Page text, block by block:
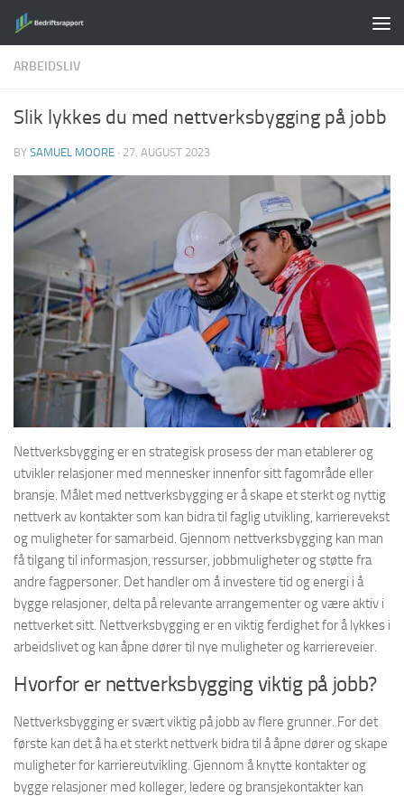
Skip to content
ARBEIDSLIV
Slik lykkes du med nettverksbygging på jobb
BY SAMUEL MOORE · 27. AUGUST 2023
Nettverksbygging er en strategisk prosess der man etablerer og
utvikler relasjoner med mennesker innenfor sitt fagområde eller
bransje. Målet med nettverksbygging er å skape et sterkt og nyttig
nettverk av kontakter som kan bidra til faglig utvikling, karrierevekst
og muligheter for samarbeid. Gjennom nettverksbygging kan man
få tilgang til informasjon, ressurser, jobbmuligheter og støtte fra
andre fagpersoner. Det handler om å investere tid og energi i å
bygge relasjoner, delta på relevante arrangementer og være aktiv i
nettverket sitt. Nettverksbygging er en viktig ferdighet for å lykkes i
arbeidslivet og kan åpne dører til nye muligheter og karriereveier.
Hvorfor er nettverksbygging viktig på jobb?
Nettverksbygging er svært viktig på jobb av flere grunner. For det
første kan det å ha et sterkt nettverk bidra til å åpne dører og skape
muligheter for karriereutvikling. Gjennom å knytte kontakter og
bygge relasjoner med kolleger, ledere og bransjekontakter kan